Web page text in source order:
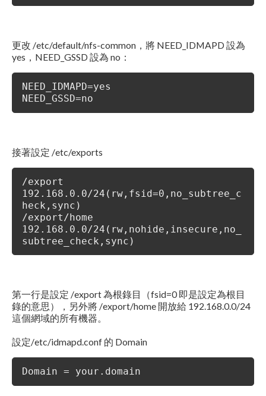
更改 /etc/default/nfs-common，將 NEED_IDMAPD 設為
yes，NEED_GSSD 設為 no：
NEED_IDMAPD=yes
NEED_GSSD=no
接著設定 /etc/exports
/export
192.168.0.0/24(rw,fsid=0,no_subtree_c
heck,sync)
/export/home
192.168.0.0/24(rw,nohide,insecure,no_
subtree_check,sync)
第一行是設定 /export 為根錄目（fsid=0 即是設定為根目
錄的意思），另外將 /export/home 開放給 192.168.0.0/24
這個網域的所有機器。
設定/etc/idmapd.conf 的 Domain
Domain = your.domain